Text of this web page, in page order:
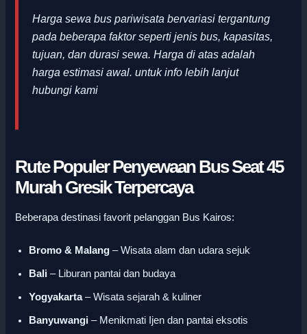
Harga sewa bus pariwisata bervariasi tergantung
pada beberapa faktor seperti jenis bus, kapasitas,
tujuan, dan durasi sewa. Harga di atas adalah
harga estimasi awal .untuk info lebih lanjut
hubungi kami
Rute Populer Penyewaan Bus Seat 45
Murah Gresik Terpercaya
Beberapa destinasi favorit pelanggan Bus Kairos:
Bromo & Malang – Wisata alam dan udara sejuk
Bali – Liburan pantai dan budaya
Yogyakarta– Wisata sejarah & kuliner
Banyuwangi – Menikmati Ijen dan pantai eksotis